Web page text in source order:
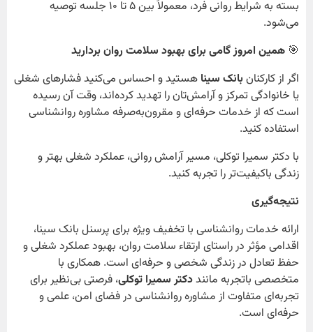
بسته به شرایط روانی فرد، معمولاً بین ۵ تا ۱۰ جلسه توصیه
می‌شود.
همین امروز گامی برای بهبود سلامت روان بردارید
اگر از کارکنانبانک سیناهستید و احساس می‌کنید فشارهای شغلی
یا خانوادگی تمرکز و آرامش‌تان را تهدید کرده‌اند، وقت آن رسیده
است که از خدمات حرفه‌ای و مقرون‌به‌صرفه مشاوره روانشناسی
استفاده کنید.
با دکتر سمیرا توکلی، مسیر آرامش روانی، عملکرد شغلی بهتر و
زندگی باکیفیت‌تر را تجربه کنید.
نتیجه‌گیری
ارائه خدمات روانشناسی با تخفیف ویژه برای پرسنل بانک سینا،
اقدامی مؤثر در راستای ارتقاء سلامت روان، بهبود عملکرد شغلی و
حفظ تعادل در زندگی شخصی و حرفه‌ای است. همکاری با
متخصصی باتجربه ماننددکتر سمیرا توکلی، فرصتی بی‌نظیر برای
تجربه‌ای متفاوت از مشاوره روانشناسی در فضای امن، علمی و
حرفه‌ای است.